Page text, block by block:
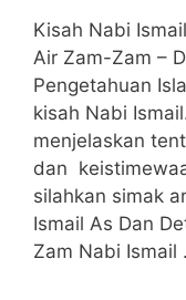
Kisah Nabi
Air Zam-Zam –
Pengetahuan
kisah Nabi
menjelaskan
dan
silahkan simak
Ismail As Dan
Zam Nabi Ismail